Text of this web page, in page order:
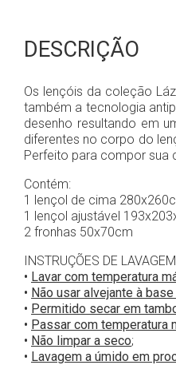
DESCRIÇÃO
Os lençóis da coleção
também a tecnologia
desenho resultando em
diferentes no corpo do
Perfeito para compor sua
Contém:
1 lençol de cima
1 lençol ajustável
2 fronhas 50x70cm
INSTRUÇÕES DE
• Lavar com temperatura
• Não usar alvejante à
• Permitido secar em
• Passar com temperatura
• Não limpar a seco;
• Lavagem a úmido em